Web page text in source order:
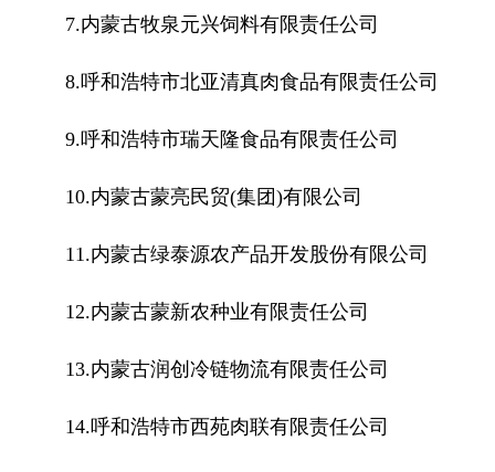
7.内蒙古牧泉元兴饲料有限责任公司
8.呼和浩特市北亚清真肉食品有限责任公司
9.呼和浩特市瑞天隆食品有限责任公司
10.内蒙古蒙亮民贸(集团)有限公司
11.内蒙古绿泰源农产品开发股份有限公司
12.内蒙古蒙新农种业有限责任公司
13.内蒙古润创冷链物流有限责任公司
14.呼和浩特市西苑肉联有限责任公司